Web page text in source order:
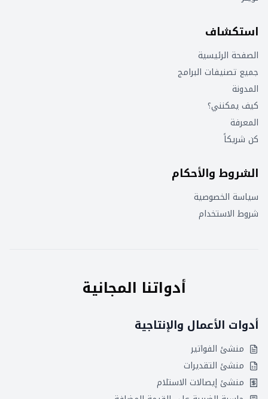
استكشاف
الصفحة الرئيسية
جميع تصنيفات البرامج
المدونة
كيف يمكنني؟
المعرفة
كن شريكاً
الشروط والأحكام
سياسة الخصوصية
شروط الاستخدام
أدواتنا المجانية
أدوات الأعمال والإنتاجية
منشئ الفواتير
منشئ التقديرات
منشئ إيصالات الاستلام